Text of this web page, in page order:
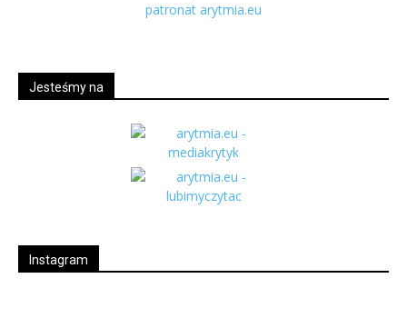
Jesteśmy na
Instagram